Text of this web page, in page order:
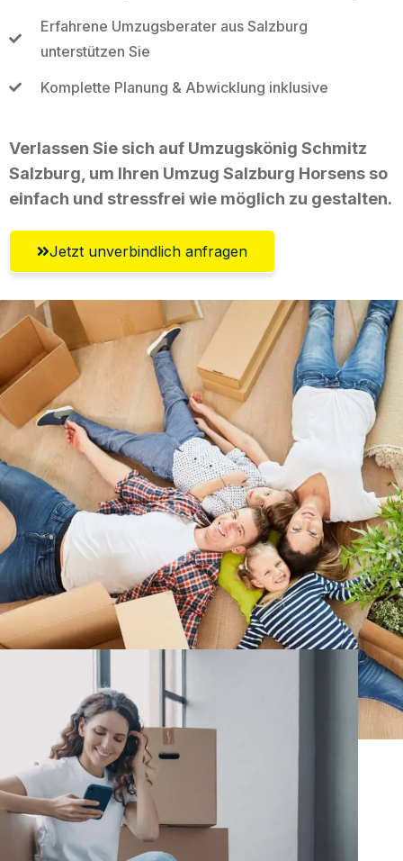
Erfahrene Umzugsberater aus Salzburg
unterstützen Sie
Komplette Planung & Abwicklung inklusive
Verlassen Sie sich auf Umzugskönig Schmitz
Salzburg, um Ihren Umzug Salzburg Horsens so
einfach und stressfrei wie möglich zu gestalten.
Jetzt unverbindlich anfragen